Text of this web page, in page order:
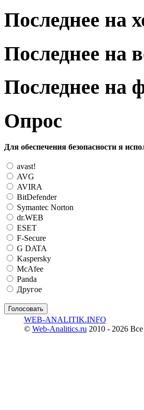
Последнее на
Последнее на
Последнее на
Опрос
Для обеспечения безопасности я
avast!
AVG
AVIRA
BitDefender
Symantec Norton
dr.WEB
ESET
F-Secure
G DATA
Kaspersky
McAfee
Panda
Другое
WEB-ANALITIK.INFO
© Web-Analitics.ru 2010 - 2026